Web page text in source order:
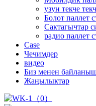
узун текче
Болот паллет
Сактагычтар
радио паллет
Case
Чечимдер
видео
Биз менен
Жаңылыктар